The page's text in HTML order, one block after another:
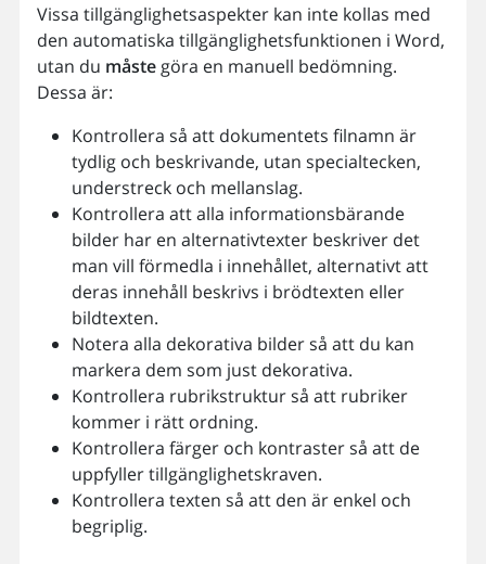
Vissa tillgänglighetsaspekter kan inte kollas med
den automatiska tillgänglighetsfunktionen i Word,
utan du måstegöra en manuell bedömning.
Dessa är:
Kontrollera så att dokumentets filnamn är
tydlig och beskrivande, utan specialtecken,
understreck och mellanslag.
Kontrollera att alla informationsbärande
bilder har en alternativtexter beskriver det
man vill förmedla i innehållet, alternativt att
deras innehåll beskrivs i brödtexten eller
bildtexten.
Notera alla dekorativa bilder så att du kan
markera dem som just dekorativa.
Kontrollera rubrikstruktur så att rubriker
kommer i rätt ordning.
Kontrollera färger och kontraster så att de
uppfyller tillgänglighetskraven.
Kontrollera texten så att den är enkel och
begriplig.